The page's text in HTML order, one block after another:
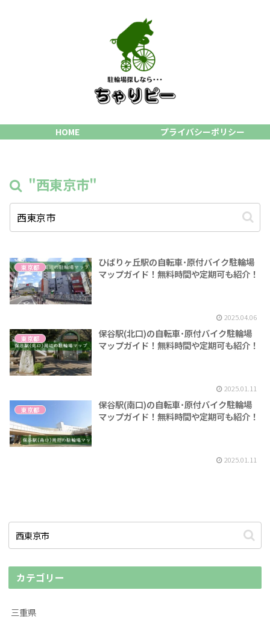
HOME プライバシーポリシー
"西東京市"
東京都
ひばりヶ丘駅の自転車･原付バイク駐輪場
マップガイド！無料時間や定期可も紹介！
2025.04.06
東京都
保谷駅(北口)の自転車･原付バイク駐輪場
マップガイド！無料時間や定期可も紹介！
2025.01.11
東京都
保谷駅(南口)の自転車･原付バイク駐輪場
マップガイド！無料時間や定期可も紹介！
2025.01.11
カテゴリー
三重県